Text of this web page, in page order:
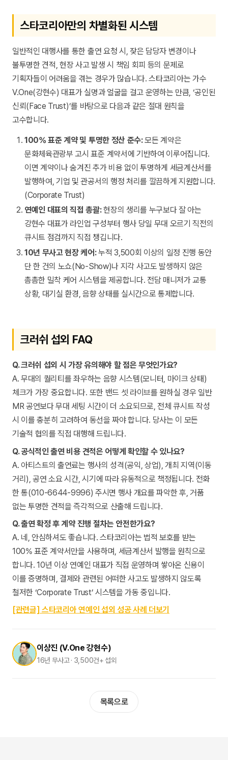
스타코리아만의 차별화된 시스템
일반적인 대행사를 통한 출연 요청 시, 잦은 담당자 변경이나
불투명한 견적, 현장 사고 발생 시 책임 회피 등의 문제로
기획자들이 어려움을 겪는 경우가 많습니다. 스타코리아는 가수
V.One(강현수) 대표가 실명과 얼굴을 걸고 운영하는 만큼, ‘공인된
신뢰(Face Trust)’를 바탕으로 다음과 같은 절대 원칙을
고수합니다.
100% 표준 계약 및 투명한 정산 준수:모든 계약은
문화체육관광부 고시 표준 계약서에 기반하여 이루어집니다.
이면 계약이나 숨겨진 추가 비용 없이 투명하게 세금계산서를
발행하여, 기업 및 관공서의 행정 처리를 깔끔하게 지원합니다.
(Corporate Trust)
연예인 대표의 직접 총괄:현장의 생리를 누구보다 잘 아는
강현수 대표가 라인업 구성부터 행사 당일 무대 오르기 직전의
큐시트 점검까지 직접 챙깁니다.
10년 무사고 현장 케어:누적 3,500회 이상의 일정 진행 동안
단 한 건의 노쇼(No-Show)나 지각 사고도 발생하지 않은
촘촘한 밀착 케어 시스템을 제공합니다. 전담 매니저가 교통
상황, 대기실 환경, 음향 상태를 실시간으로 통제합니다.
크러쉬 섭외 FAQ
Q. 크러쉬 섭외 시 가장 유의해야 할 점은 무엇인가요?
A. 무대의 퀄리티를 좌우하는 음향 시스템(모니터, 마이크 상태)
체크가 가장 중요합니다. 또한 밴드 셋 라이브를 원하실 경우 일반
MR 공연보다 무대 세팅 시간이 더 소요되므로, 전체 큐시트 작성
시 이를 충분히 고려하여 동선을 짜야 합니다. 당사는 이 모든
기술적 협의를 직접 대행해 드립니다.
Q. 공식적인 출연 비용 견적은 어떻게 확인할 수 있나요?
A. 아티스트의 출연료는 행사의 성격(공익, 상업), 개최 지역(이동
거리), 공연 소요 시간, 시기에 따라 유동적으로 책정됩니다. 전화
한 통(010-6644-9996) 주시면 행사 개요를 파악한 후, 거품
없는 투명한 견적을 즉각적으로 산출해 드립니다.
Q. 출연 확정 후 계약 진행 절차는 안전한가요?
A. 네, 안심하셔도 좋습니다. 스타코리아는 법적 보호를 받는
100% 표준 계약서만을 사용하며, 세금계산서 발행을 원칙으로
합니다. 10년 이상 연예인 대표가 직접 운영하며 쌓아온 신용이
이를 증명하며, 결제와 관련된 어떠한 사고도 발생하지 않도록
철저한 ‘Corporate Trust’ 시스템을 가동 중입니다.
[관련글] 스타코리아 연예인 섭외 성공 사례 더보기
이상진 (V.One 강현수)
16년 무사고 · 3,500건+ 섭외
목록으로